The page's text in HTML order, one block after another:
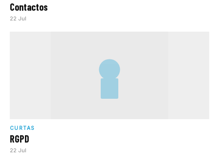
Contactos
22 Jul
CURTAS
RGPD
22 Jul